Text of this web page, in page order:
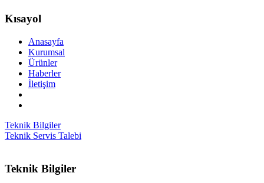
Kısayol
Anasayfa
Kurumsal
Ürünler
Haberler
İletişim
Teknik Bilgiler
Teknik Servis Talebi
Teknik Bilgiler